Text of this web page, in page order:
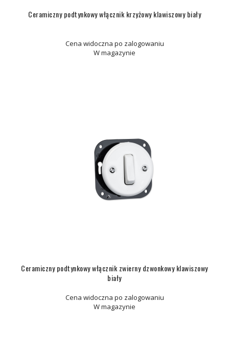
Ceramiczny podtynkowy włącznik krzyżowy klawiszowy biały
Cena widoczna po zalogowaniu
W magazynie
Ceramiczny podtynkowy włącznik zwierny dzwonkowy klawiszowy
biały
Cena widoczna po zalogowaniu
W magazynie